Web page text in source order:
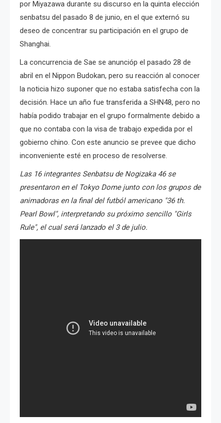
por Miyazawa durante su discurso en la quinta elección
senbatsu del pasado 8 de junio, en el que externó su
deseo de concentrar su participación en el grupo de
Shanghai.
La concurrencia de Sae se anuncióp el pasado 28 de
abril en el Nippon Budokan, pero su reacción al conocer
la noticia hizo suponer que no estaba satisfecha con la
decisión. Hace un año fue transferida a SHN48, pero no
había podido trabajar en el grupo formalmente debido a
que no contaba con la visa de trabajo expedida por el
gobierno chino. Con este anuncio se prevee que dicho
inconveniente esté en proceso de resolverse.
Las 16 integrantes Senbatsu de Nogizaka 46 se
presentaron en el Tokyo Dome junto con los grupos de
animadoras en la final del futból americano "36 th.
Pearl Bowl", interpretando su próximo sencillo "Girls
Rule", el cual será lanzado el 3 de julio.